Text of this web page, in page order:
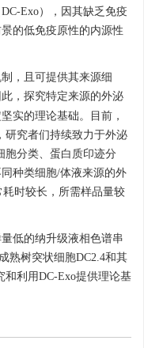
Exo），因其缺乏免疫
的低免疫原性的内源性
，且可提供其来源细
此，探究特定来源的外泌
实的理论基础。目前，
研究者们持续致力于外泌
胞分类、蛋白质印迹分
种类细胞/体液来源的外
时较长，所需样品量较
低的纳升级液相色谱串
熟树突状细胞DC2.4和其
和利用DC-Exo提供理论基